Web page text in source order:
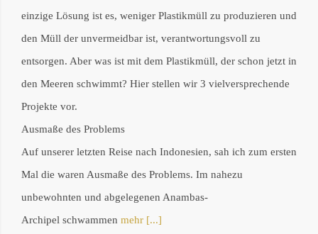
einzige Lösung ist es, weniger Plastikmüll zu produzieren und
den Müll der unvermeidbar ist, verantwortungsvoll zu
entsorgen. Aber was ist mit dem Plastikmüll, der schon jetzt in
den Meeren schwimmt? Hier stellen wir 3 vielversprechende
Projekte vor.
Ausmaße des Problems
Auf unserer letzten Reise nach Indonesien, sah ich zum ersten
Mal die waren Ausmaße des Problems. Im nahezu
unbewohnten und abgelegenen Anambas-
Archipel schwammen mehr [...]